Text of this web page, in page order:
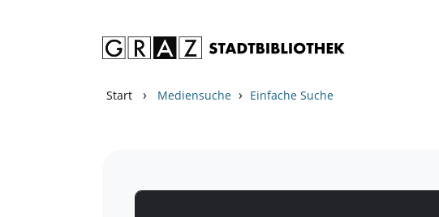
Start › Mediensuche › Einfache Suche